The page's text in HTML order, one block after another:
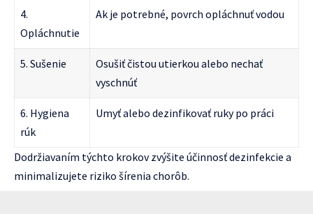
4.
Opláchnutie
Ak je potrebné, povrch opláchnuť vodou
5. Sušenie
Osušiť čistou utierkou alebo nechať
vyschnúť
6. Hygiena
rúk
Umyť alebo dezinfikovať ruky po práci
Dodržiavaním týchto krokov zvýšite účinnosť dezinfekcie a
minimalizujete riziko šírenia chorôb.